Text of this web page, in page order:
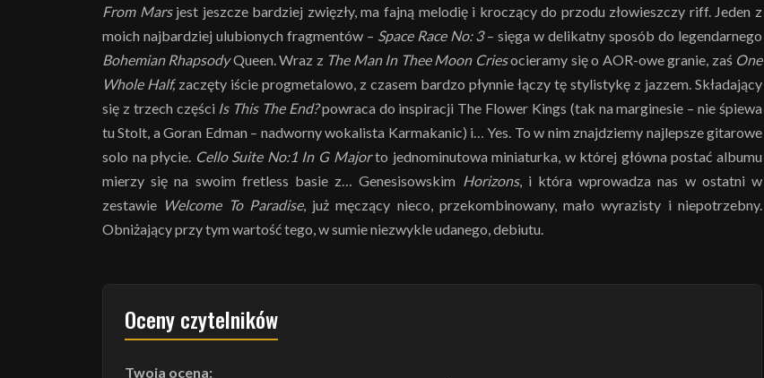
From Marsjest jeszcze bardziej zwięzły, ma fajną melodię i kroczący do przodu złowieszczy riff. Jeden z
moich najbardziej ulubionych fragmentów – Space Race No: 3– sięga w delikatny sposób do legendarnego
Bohemian RhapsodyQueen. Wraz z The Man In Thee Moon Criesocieramy się o AOR-owe granie, zaś One
Whole Half,zaczęty iście progmetalowo, z czasem bardzo płynnie łączy tę stylistykę z jazzem. Składający
się z trzech części Is This The End?powraca do inspiracji The Flower Kings (tak na marginesie – nie śpiewa
tu Stolt, a Goran Edman – nadworny wokalista Karmakanic) i… Yes. To w nim znajdziemy najlepsze gitarowe
solo na płycie. Cello Suite No:1 In G Majorto jednominutowa miniaturka, w której główna postać albumu
mierzy się na swoim fretless basie z… Genesisowskim Horizons, i która wprowadza nas w ostatni w
zestawie Welcome To Paradise, już męczący nieco, przekombinowany, mało wyrazisty i niepotrzebny.
Obniżający przy tym wartość tego, w sumie niezwykle udanego, debiutu.
Oceny czytelników
Twoja ocena: